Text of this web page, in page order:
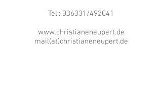
Tel.: 036331/492041
www.christianeneupert.de
mail(at)christianeneupert.de